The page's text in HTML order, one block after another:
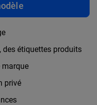
des étiquettes produits
marque
privé